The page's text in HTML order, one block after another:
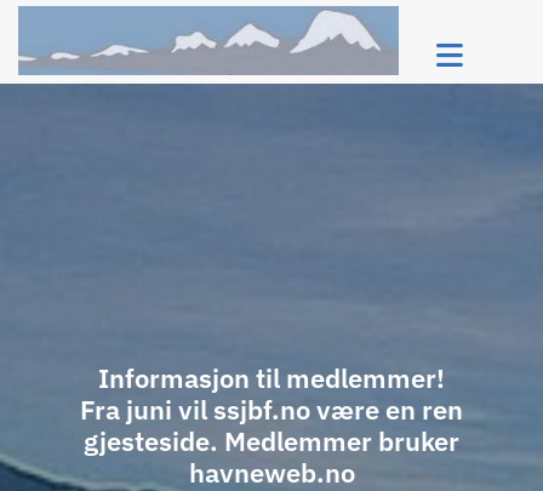
Informasjon til medlemmer!
Fra juni vil ssjbf.no være en ren
gjesteside. Medlemmer bruker
havneweb.no